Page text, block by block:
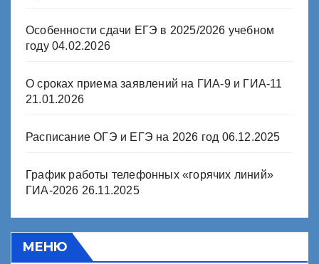
Особенности сдачи ЕГЭ в 2025/2026 учебном
году 04.02.2026
О сроках приема заявлений на ГИА-9 и ГИА-11
21.01.2026
Расписание ОГЭ и ЕГЭ на 2026 год 06.12.2025
График работы телефонных «горячих линий»
ГИА-2026 26.11.2025
МЕНЮ